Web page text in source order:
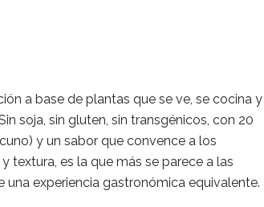
a base de plantas que se ve, se cocina y
soja, sin gluten, sin transgénicos, con 20
y un sabor que convence a los
textura, es la que más se parece a las
experiencia gastronómica equivalente.